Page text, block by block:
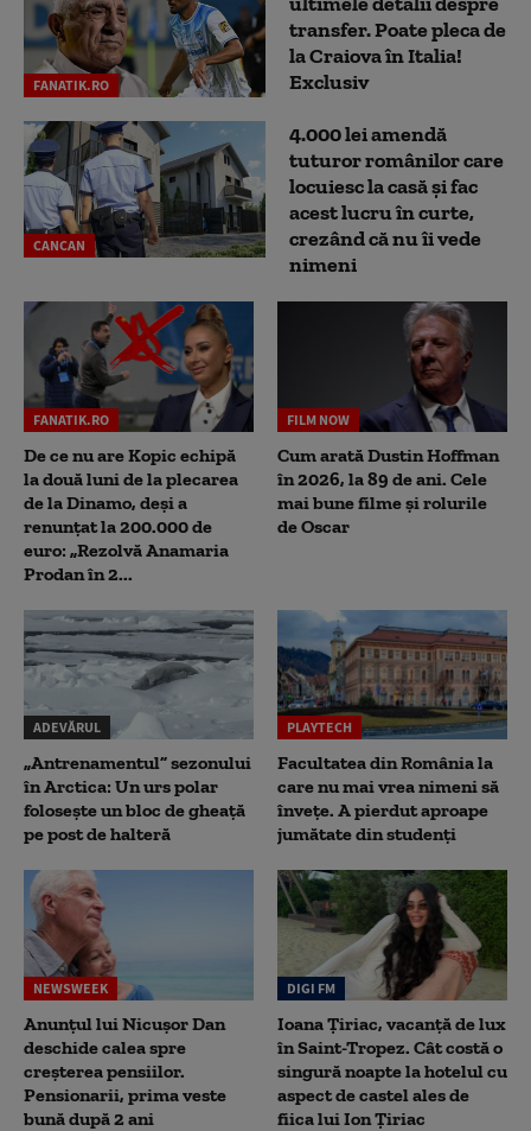
FANATIK.RO
transfer. Poate pleca de
la Craiova în Italia!
Exclusiv
CANCAN
4.000 lei amendă
tuturor românilor care
locuiesc la casă și fac
acest lucru în curte,
crezând că nu îi vede
nimeni
FANATIK.RO
De ce nu are Kopic echipă
la două luni de la plecarea
de la Dinamo, deși a
renunțat la 200.000 de
euro: „Rezolvă Anamaria
Prodan în 2...
FILM NOW
Cum arată Dustin Hoffman
în 2026, la 89 de ani. Cele
mai bune filme și rolurile
de Oscar
ADEVĂRUL
„Antrenamentul” sezonului
în Arctica: Un urs polar
folosește un bloc de gheață
pe post de halteră
PLAYTECH
Facultatea din România la
care nu mai vrea nimeni să
înveţe. A pierdut aproape
jumătate din studenţi
NEWSWEEK
Anunțul lui Nicușor Dan
deschide calea spre
creșterea pensiilor.
Pensionarii, prima veste
bună după 2 ani
DIGI FM
Ioana Țiriac, vacanță de lux
în Saint-Tropez. Cât costă o
singură noapte la hotelul cu
aspect de castel ales de
fiica lui Ion Țiriac